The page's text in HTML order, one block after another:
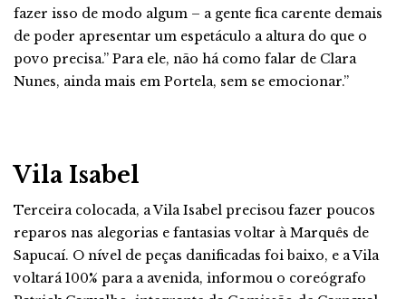
fazer isso de modo algum – a gente fica carente demais
de poder apresentar um espetáculo a altura do que o
povo precisa.” Para ele, não há como falar de Clara
Nunes, ainda mais em Portela, sem se emocionar.”
Vila Isabel
Terceira colocada, a Vila Isabel precisou fazer poucos
reparos nas alegorias e fantasias voltar à Marquês de
Sapucaí. O nível de peças danificadas foi baixo, e a Vila
voltará 100% para a avenida, informou o coreógrafo